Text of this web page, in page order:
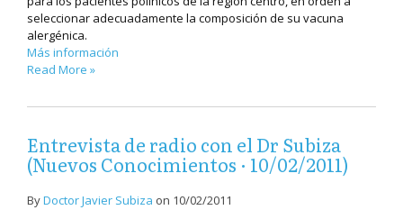
seleccionar adecuadamente la composición de su vacuna
alergénica.
Más información
Read More »
Entrevista de radio con el Dr Subiza
(Nuevos Conocimientos · 10/02/2011)
ByDoctor Javier Subiza on 10/02/2011